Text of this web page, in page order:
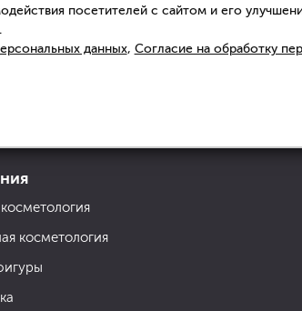
косметология
посетителей с сайтом и его
данных, Согласие на обработку